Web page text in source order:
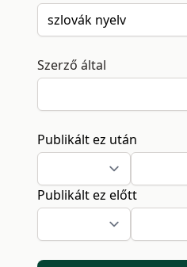
Szerző által
Publikált ez után
Publikált ez előtt